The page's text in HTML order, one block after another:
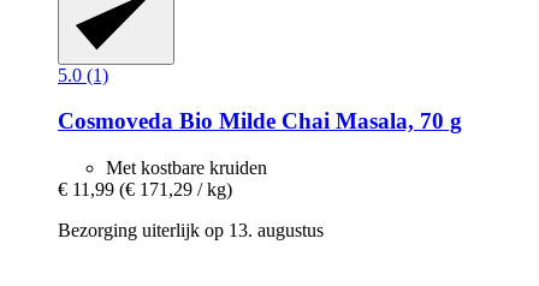
5.0 (1)
Cosmoveda Bio Milde Chai Masala, 70 g
Met kostbare kruiden
€ 11,99 (€ 171,29 / kg)
Bezorging uiterlijk op 13. augustus